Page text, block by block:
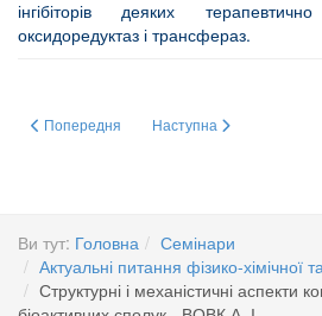
інгібіторів деяких
оксидоредуктаз і трансфераз.
Попередня стаття: Структурні і
Попередня Наступна стаття: Про
Наступна
Ви тут: Головна
Семінари
Актуальні питання фізико-хімічної
Структурні і механістичні аспекти